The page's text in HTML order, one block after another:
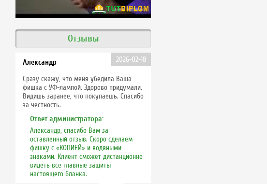
Отзывы
Александр 2026-02-18
Сразу скажу, что меня убедила Ваша
фишка с УФ-лампой. Здорово придумали.
Видишь заранее, что покупаешь. Спасибо
за честность.
Ответ администратора:
Александр, спасибо Вам за
оставленный отзыв. Скоро сделаем
фишку с «КОПИЕЙ» и водяными
знаками. Клиент сможет дистанционно
видеть все главные защиты
настоящего бланка.